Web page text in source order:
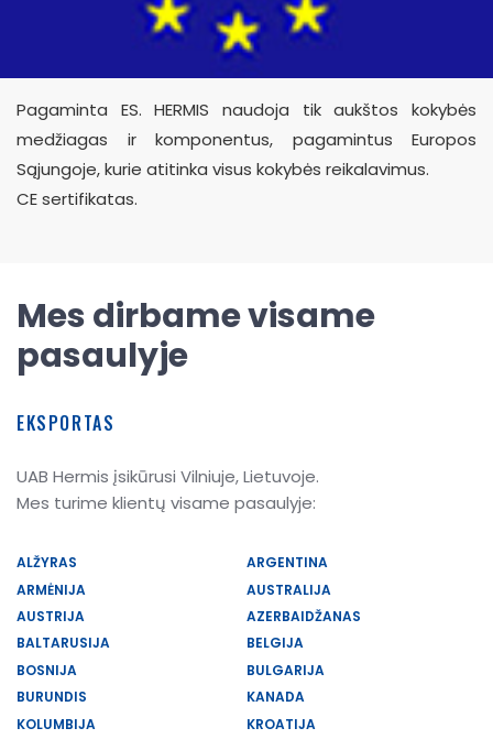
Pagaminta ES. HERMIS naudoja tik aukštos kokybės
medžiagas ir komponentus, pagamintus Europos
Sąjungoje, kurie atitinka visus kokybės reikalavimus.
CE sertifikatas.
Mes dirbame visame
pasaulyje
EKSPORTAS
UAB Hermis įsikūrusi Vilniuje, Lietuvoje.
Mes turime klientų visame pasaulyje:
ALŽYRAS
ARGENTINA
ARMĖNIJA
AUSTRALIJA
AUSTRIJA
AZERBAIDŽANAS
BALTARUSIJA
BELGIJA
BOSNIJA
BULGARIJA
BURUNDIS
KANADA
KOLUMBIJA
KROATIJA